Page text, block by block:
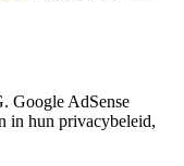
Google AdSense
in hun privacybeleid,